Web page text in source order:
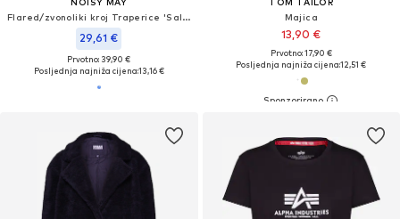
Flared/zvonoliki kroj Traperice 'Sallie'
29,61 €
Prvotno: 39,90 €
Posljednja najniža cijena:13,16 €
Majica
13,90 €
Prvotno: 17,90 €
Posljednja najniža cijena:12,51 €